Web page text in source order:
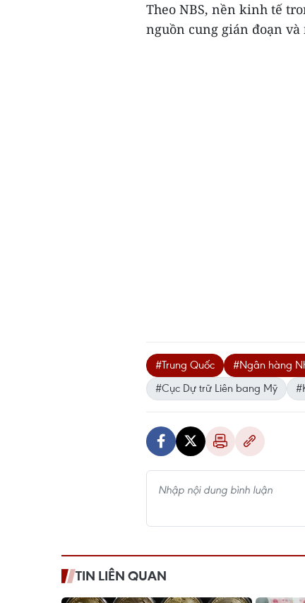
Theo NBS, nền kinh tế
nguồn cung gián đoạn
#Trung Quốc #Ngân hàng
#Cục Dự trữ Liên bang Mỹ
TIN LIÊN QUAN